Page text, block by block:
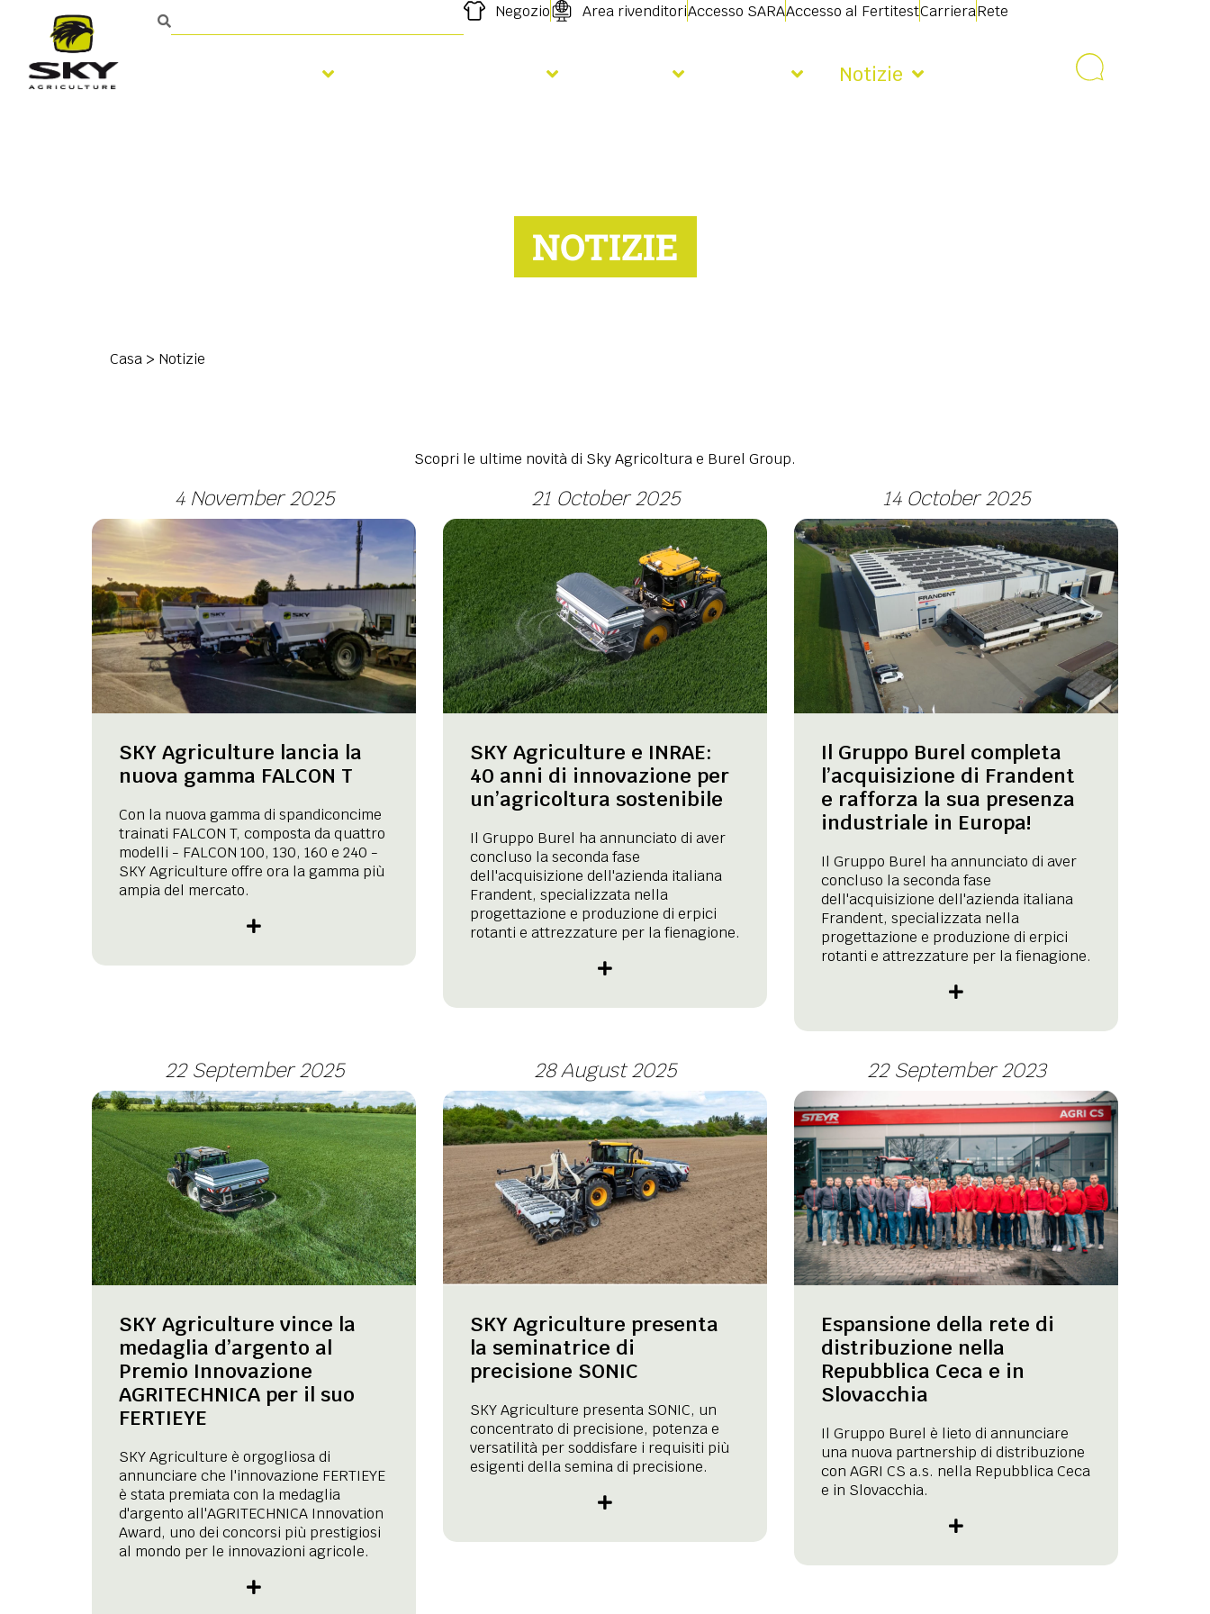
Negozio Area rivenditoriAccesso SARAAccesso al FertitestCarrieraRete
Notizie
NOTIZIE
Casa > Notizie
Scopri le ultime novità di Sky Agricoltura e Burel Group.
4 November 2025
SKY Agriculture lancia la
nuova gamma FALCON T
Con la nuova gamma di spandiconcime
trainati FALCON T, composta da quattro
modelli - FALCON 100, 130, 160 e 240 -
SKY Agriculture offre ora la gamma più
ampia del mercato.
21 October 2025
SKY Agriculture e INRAE:
40 anni di innovazione per
un’agricoltura sostenibile
Il Gruppo Burel ha annunciato di aver
concluso la seconda fase
dell'acquisizione dell'azienda italiana
Frandent, specializzata nella
progettazione e produzione di erpici
rotanti e attrezzature per la fienagione.
14 October 2025
Il Gruppo Burel completa
l’acquisizione di Frandent
e rafforza la sua presenza
industriale in Europa!
Il Gruppo Burel ha annunciato di aver
concluso la seconda fase
dell'acquisizione dell'azienda italiana
Frandent, specializzata nella
progettazione e produzione di erpici
rotanti e attrezzature per la fienagione.
22 September 2025
SKY Agriculture vince la
medaglia d’argento al
Premio Innovazione
AGRITECHNICA per il suo
FERTIEYE
SKY Agriculture è orgogliosa di
annunciare che l'innovazione FERTIEYE
è stata premiata con la medaglia
d'argento all'AGRITECHNICA Innovation
Award, uno dei concorsi più prestigiosi
al mondo per le innovazioni agricole.
28 August 2025
SKY Agriculture presenta
la seminatrice di
precisione SONIC
SKY Agriculture presenta SONIC, un
concentrato di precisione, potenza e
versatilità per soddisfare i requisiti più
esigenti della semina di precisione.
22 September 2023
Espansione della rete di
distribuzione nella
Repubblica Ceca e in
Slovacchia
Il Gruppo Burel è lieto di annunciare
una nuova partnership di distribuzione
con AGRI CS a.s. nella Repubblica Ceca
e in Slovacchia.